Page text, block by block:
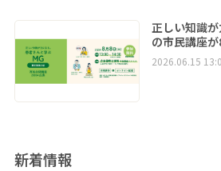
正しい知識
の市民講座
2026.06.15
新着情報